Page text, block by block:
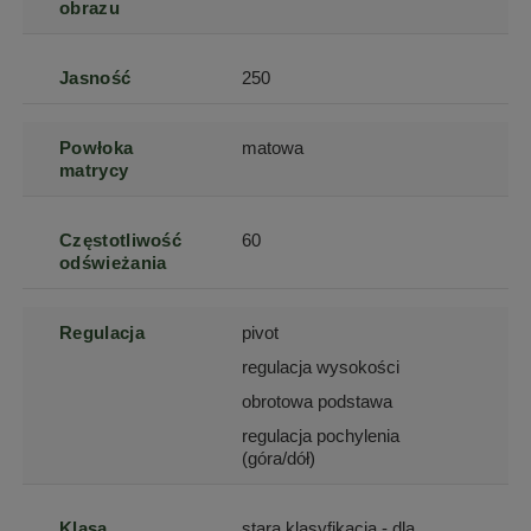
obrazu
Jasność 250
Powłoka
matrycy
matowa
Częstotliwość
odświeżania
60
Regulacja
pivot
regulacja wysokości
obrotowa podstawa
regulacja pochylenia
(góra/dół)